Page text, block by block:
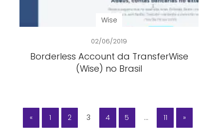
Wise
02/06/2019
Borderless Account da TransferWise
(Wise) no Brasil
« 1 2 3 4 5 … 11 »